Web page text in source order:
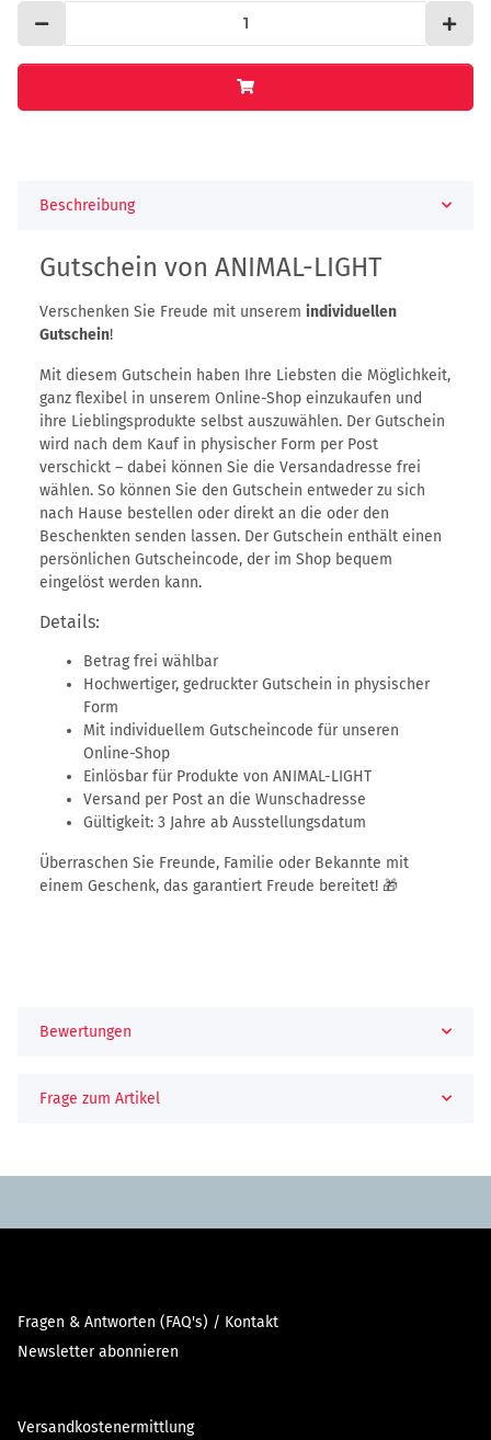
Beschreibung
Gutschein von ANIMAL-LIGHT
Verschenken Sie Freude mit unserem individuellen
Gutschein!
Mit diesem Gutschein haben Ihre Liebsten die Möglichkeit,
ganz flexibel in unserem Online-Shop einzukaufen und
ihre Lieblingsprodukte selbst auszuwählen. Der Gutschein
wird nach dem Kauf in physischer Form per Post
verschickt – dabei können Sie die Versandadresse frei
wählen. So können Sie den Gutschein entweder zu sich
nach Hause bestellen oder direkt an die oder den
Beschenkten senden lassen. Der Gutschein enthält einen
persönlichen Gutscheincode, der im Shop bequem
eingelöst werden kann.
Details:
Betrag frei wählbar
Hochwertiger, gedruckter Gutschein in physischer
Form
Mit individuellem Gutscheincode für unseren
Online-Shop
Einlösbar für Produkte von ANIMAL-LIGHT
Versand per Post an die Wunschadresse
Gültigkeit: 3 Jahre ab Ausstellungsdatum
Überraschen Sie Freunde, Familie oder Bekannte mit
einem Geschenk, das garantiert Freude bereitet! 🎁
Bewertungen
Frage zum Artikel
Fragen & Antworten (FAQ's) / Kontakt
Newsletter abonnieren
Versandkostenermittlung